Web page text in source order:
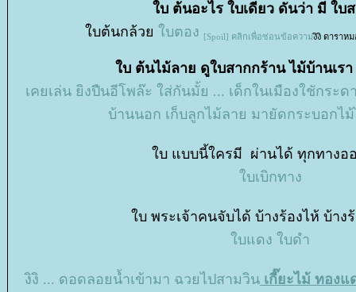
บ ต้นอะไร ใบเดียว ดันว่า มี ใบ
บต้นกล้ว บตอง [Spoil] คลิกเพื่อซ่อนข้อความงิงิ ดาราห
บ ต้นไม้ลาย ดูใบสากกร้าน ไม้บ้านเรา
เคยเล่น ยิงปืนอีโพล๊ะ ใส่กันมั้ย ... เด็กในเมืองใชักระ
บ้านนอก เก็บลูกไม้ลาย มายัดกระบอกไ
บ แบบนี้ใครมี ผ่านได้ ทุกทางอ
บเบิกทาง
บ พระเจ้าคนจับได้ บ้างร้องไห้ บ้าง
บแดง ใบดำ
งิงิ ... ดอดลอยน้ำเข้ามา ฉวยไปสามวิน เกี๊ยะไม้ ทองแ